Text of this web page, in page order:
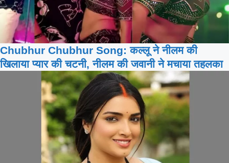
Chubhur Chubhur Song: कल्लू ने नीलम की
खिलाया प्यार की चटनी, नीलम की जवानी ने मचाया तहलका